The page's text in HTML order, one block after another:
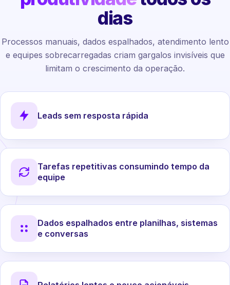
dias
Processos manuais, dados espalhados, atendimento lento
e equipes sobrecarregadas criam gargalos invisíveis que
limitam o crescimento da operação.
Leads sem resposta rápida
Tarefas repetitivas consumindo tempo da
equipe
Dados espalhados entre planilhas, sistemas
e conversas